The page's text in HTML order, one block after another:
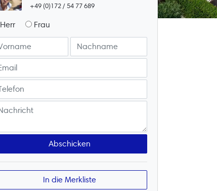
+49 (0)172 / 54 77 689
Herr Frau
In die Merkliste